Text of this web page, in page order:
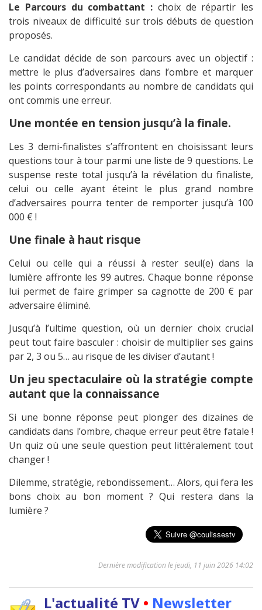
Le Parcours du combattant : choix de répartir les
trois niveaux de difficulté sur trois débuts de question
proposés.
Le candidat décide de son parcours avec un objectif :
mettre le plus d’adversaires dans l’ombre et marquer
les points correspondants au nombre de candidats qui
ont commis une erreur.
Une montée en tension jusqu’à la finale.
Les 3 demi-finalistes s’affrontent en choisissant leurs
questions tour à tour parmi une liste de 9 questions. Le
suspense reste total jusqu’à la révélation du finaliste,
celui ou celle ayant éteint le plus grand nombre
d’adversaires pourra tenter de remporter jusqu’à 100
000 € !
Une finale à haut risque
Celui ou celle qui a réussi à rester seul(e) dans la
lumière affronte les 99 autres. Chaque bonne réponse
lui permet de faire grimper sa cagnotte de 200 € par
adversaire éliminé.
Jusqu’à l’ultime question, où un dernier choix crucial
peut tout faire basculer : choisir de multiplier ses gains
par 2, 3 ou 5… au risque de les diviser d’autant !
Un jeu spectaculaire où la stratégie compte
autant que la connaissance
Si une bonne réponse peut plonger des dizaines de
candidats dans l’ombre, chaque erreur peut être fatale !
Un quiz où une seule question peut littéralement tout
changer !
Dilemme, stratégie, rebondissement… Alors, qui fera les
bons choix au bon moment ? Qui restera dans la
lumière ?
Dernière modification le jeudi, 11 juin 2026 14:02
L'actualité TV • Newsletter